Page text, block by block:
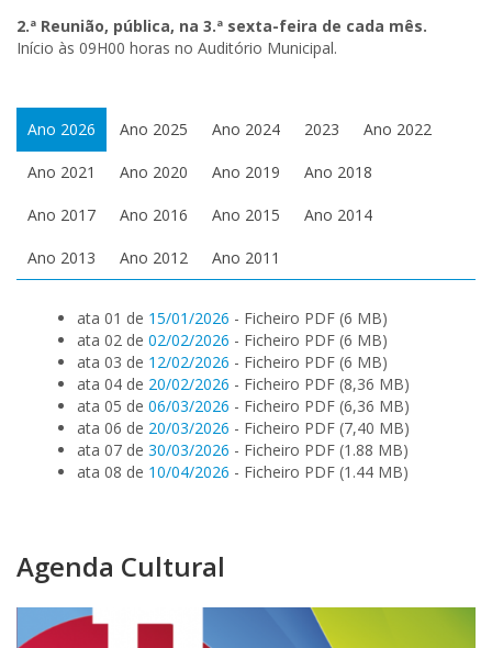
2.ª Reunião, pública, na 3.ª sexta-feira de cada mês.
Início às 09H00 horas no Auditório Municipal.
Ano 2026 Ano 2025 Ano 2024 2023 Ano 2022
Ano 2021 Ano 2020 Ano 2019 Ano 2018
Ano 2017 Ano 2016 Ano 2015 Ano 2014
Ano 2013 Ano 2012 Ano 2011
ata 01 de 15/01/2026 - Ficheiro PDF (6 MB)
ata 02 de 02/02/2026 - Ficheiro PDF (6 MB)
ata 03 de 12/02/2026 - Ficheiro PDF (6 MB)
ata 04 de 20/02/2026 - Ficheiro PDF (8,36 MB)
ata 05 de 06/03/2026 - Ficheiro PDF (6,36 MB)
ata 06 de 20/03/2026 - Ficheiro PDF (7,40 MB)
ata 07 de 30/03/2026 - Ficheiro PDF (1.88 MB)
ata 08 de 10/04/2026 - Ficheiro PDF (1.44 MB)
Agenda Cultural